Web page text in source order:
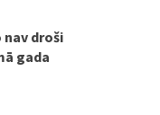
nav droši
gada